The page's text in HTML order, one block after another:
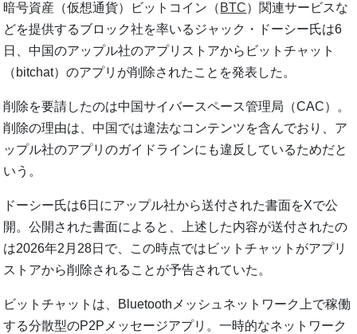
暗号資産（仮想通貨）ビットコイン（ BTC）関連サービスな
どを提供するブロック社を率いるジャック・ドーシー氏は6
日、中国のアップル社のアプリストアからビットチャット
（bitchat）のアプリが削除されたことを発表した。
削除を要請したのは中国サイバースペース管理局（CAC）。
削除の理由は、中国では違法なコンテンツを含んでおり、ア
ップル社のアプリのガイドラインにも違反しているためだと
いう。
ドーシー氏は6日にアップル社から送付された書面をXで公
開。公開された書面によると、上述した内容が送付されたの
は2026年2月28日で、この時点ではビットチャットがアプリ
ストアから削除されることが予告されていた。
ビットチャットは、Bluetoothメッシュネットワーク上で稼働
する分散型のP2Pメッセージアプリ。一時的なネットワーク